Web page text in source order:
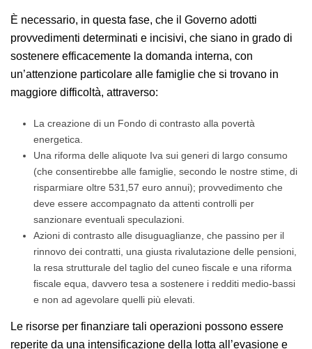
È necessario, in questa fase, che il Governo adotti
provvedimenti determinati e incisivi, che siano in grado di
sostenere efficacemente la domanda interna, con
un’attenzione particolare alle famiglie che si trovano in
maggiore difficoltà, attraverso:
La creazione di un Fondo di contrasto alla povertà
energetica.
Una riforma delle aliquote Iva sui generi di largo consumo
(che consentirebbe alle famiglie, secondo le nostre stime, di
risparmiare oltre 531,57 euro annui); provvedimento che
deve essere accompagnato da attenti controlli per
sanzionare eventuali speculazioni.
Azioni di contrasto alle disuguaglianze, che passino per il
rinnovo dei contratti, una giusta rivalutazione delle pensioni,
la resa strutturale del taglio del cuneo fiscale e una riforma
fiscale equa, davvero tesa a sostenere i redditi medio-bassi
e non ad agevolare quelli più elevati.
Le risorse per finanziare tali operazioni possono essere
reperite da una intensificazione della lotta all’evasione e